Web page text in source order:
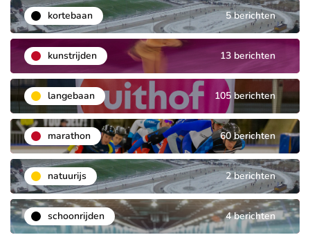
kortebaan 5 berichten
kunstrijden 13 berichten
langebaan 105 berichten
marathon 60 berichten
natuurijs 2 berichten
schoonrijden 4 berichten